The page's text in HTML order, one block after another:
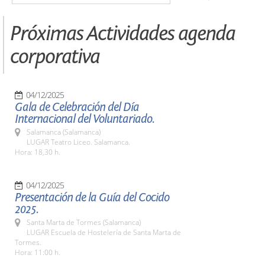
Próximas Actividades agenda
corporativa
04/12/2025
Gala de Celebración del Día
Internacional del Voluntariado.
Salamanca (Salamanca)
LUGAR Teatro Liceo. Salamanca.
Hora: 18,30 h.
04/12/2025
Presentación de la Guía del Cocido
2025.
Santa Marta de Tormes (Salamanca)
LUGAR Escuela de Hostelería de Santa Marta de
Tormes.
Hora: 11:00 h.